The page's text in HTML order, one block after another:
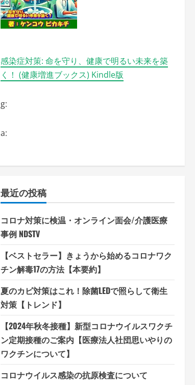
感染症対策: 命を守り、健康で明るい未来を築
く！ (健康増進ブックス) Kindle版
g:
a:
最近の投稿
コロナ対策に検温・オンライン面会/介護医療
事例 NDSTV
【ベストセラー】きょうから始めるコロナワク
チン解毒17の方法【本要約】
夏のカビ対策はこれ！除菌LEDで照らして衛生
対策【トレンド】
【2024年秋冬接種】新型コロナウイルスワクチ
ン定期接種のご案内【医療法人社団思いやりの
ワクチンについて】
コロナウイルス感染の抗原検査について